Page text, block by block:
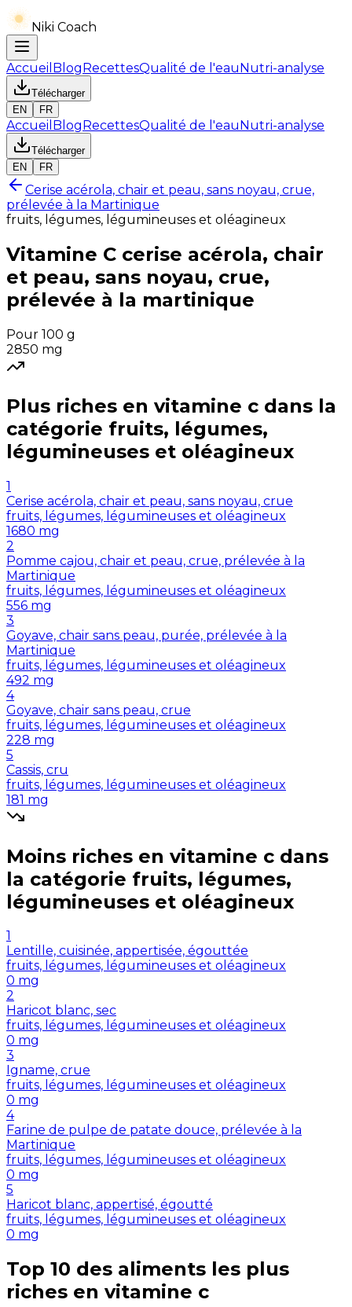
Niki Coach
Accueil BlogRecettesQualité de l'eauNutri-analyse
Télécharger
EN
FR
Accueil BlogRecettesQualité de l'eauNutri-analyse
Télécharger
EN
FR
Cerise acérola, chair et peau, sans noyau, crue,
prélevée à la Martinique
fruits, légumes, légumineuses et oléagineux
Vitamine C cerise acérola, chair
et peau, sans noyau, crue,
prélevée à la martinique
Pour 100 g
2850 mg
Plus riches en vitamine c dans la
catégorie fruits, légumes,
légumineuses et oléagineux
1
Cerise acérola, chair et peau, sans noyau, crue
fruits, légumes, légumineuses et oléagineux
1680 mg
2
Pomme cajou, chair et peau, crue, prélevée à la
Martinique
fruits, légumes, légumineuses et oléagineux
556 mg
3
Goyave, chair sans peau, purée, prélevée à la
Martinique
fruits, légumes, légumineuses et oléagineux
492 mg
4
Goyave, chair sans peau, crue
fruits, légumes, légumineuses et oléagineux
228 mg
5
Cassis, cru
fruits, légumes, légumineuses et oléagineux
181 mg
Moins riches en vitamine c dans
la catégorie fruits, légumes,
légumineuses et oléagineux
1
Lentille, cuisinée, appertisée, égouttée
fruits, légumes, légumineuses et oléagineux
0 mg
2
Haricot blanc, sec
fruits, légumes, légumineuses et oléagineux
0 mg
3
Igname, crue
fruits, légumes, légumineuses et oléagineux
0 mg
4
Farine de pulpe de patate douce, prélevée à la
Martinique
fruits, légumes, légumineuses et oléagineux
0 mg
5
Haricot blanc, appertisé, égoutté
fruits, légumes, légumineuses et oléagineux
0 mg
Top 10 des aliments les plus
riches en vitamine c